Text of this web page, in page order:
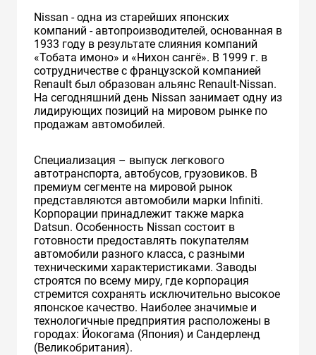
Nissan - одна из старейших японских
компаний - автопроизводителей, основанная в
1933 году в результате слияния компаний
«Тобата имоно» и «Нихон сангё». В 1999 г. в
сотрудничестве с французcкой компанией
Renault был образован альянс Renault-Nissan.
На сегодняшний день Nissan занимает одну из
лидирующих позиций на мировом рынке по
продажам автомобилей.
Специализация – выпуск легкового
автотранспорта, автобусов, грузовиков. В
премиум сегменте на мировой рынок
представляются автомобили марки Infiniti.
Корпорации принадлежит также марка
Datsun. Особенность Nissan состоит в
готовности предоставлять покупателям
автомобили разного класса, с разными
техническими характеристиками. Заводы
строятся по всему миру, где корпорация
стремится сохранять исключительно высокое
японское качество. Наиболее значимые и
технологичные предприятия расположены в
городах: Йокогама (Япония) и Сандерленд
(Великобритания).